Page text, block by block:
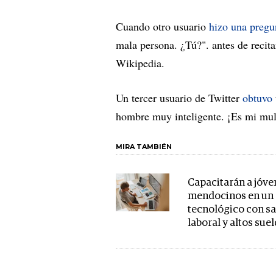
Cuando otro usuario hizo una
mala persona. ¿Tú?". antes de
Wikipedia.
Un tercer usuario de Twitter obtuvo
hombre muy inteligente. ¡Es mi
MIRA TAMBIÉN
Capacitarán a
mendocinos en un
tecnológico con
laboral y altos